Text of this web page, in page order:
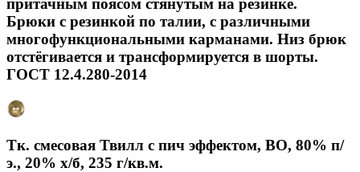
притачным поясом стянутым на резинке.
Брюки с резинкой по талии, с различными
многофункциональными карманами. Низ брюк
отстёгивается и трансформируется в шорты.
ГОСТ 12.4.280-2014
Тк. смесовая Твилл с пич эффектом, ВО, 80% п/
э., 20% х/б, 235 г/кв.м.